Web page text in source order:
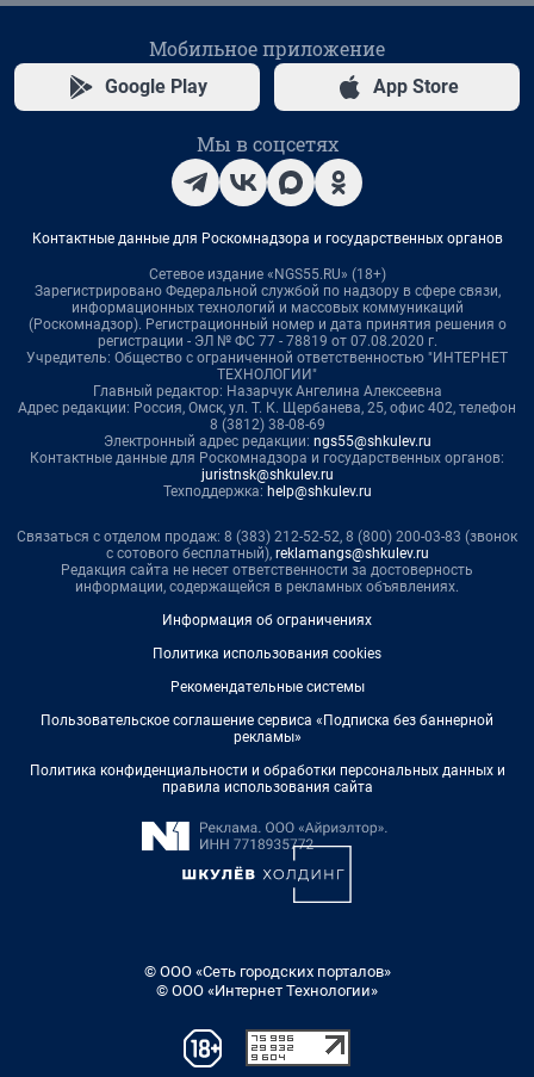
Мобильное приложение
Google Play App Store
Мы в соцсетях
Контактные данные для Роскомнадзора и государственных органов
Сетевое издание «NGS55.RU» (18+)
Зарегистрировано Федеральной службой по надзору в сфере связи,
информационных технологий и массовых коммуникаций
(Роскомнадзор). Регистрационный номер и дата принятия решения о
регистрации - ЭЛ № ФС 77 - 78819 от 07.08.2020 г.
Учредитель: Общество с ограниченной ответственностью "ИНТЕРНЕТ
ТЕХНОЛОГИИ"
Главный редактор: Назарчук Ангелина Алексеевна
Адрес редакции: Россия, Омск, ул. Т. К. Щербанева, 25, офис 402, телефон
8 (3812) 38-08-69
Электронный адрес редакции: ngs55@shkulev.ru
Контактные данные для Роскомнадзора и государственных органов:
juristnsk@shkulev.ru
Техподдержка: help@shkulev.ru
Связаться с отделом продаж: 8 (383) 212-52-52, 8 (800) 200-03-83 (звонок
с сотового бесплатный), reklamangs@shkulev.ru
Редакция сайта не несет ответственности за достоверность
информации, содержащейся в рекламных объявлениях.
Информация об ограничениях
Политика использования cookies
Рекомендательные системы
Пользовательское соглашение сервиса «Подписка без баннерной
рекламы»
Политика конфиденциальности и обработки персональных данных и
правила использования сайта
© ООО «Сеть городских порталов»
© ООО «Интернет Технологии»